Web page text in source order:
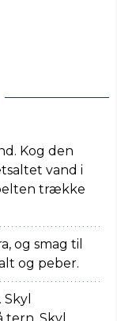
Kog den
vand i
trække
og smag til
og peber.